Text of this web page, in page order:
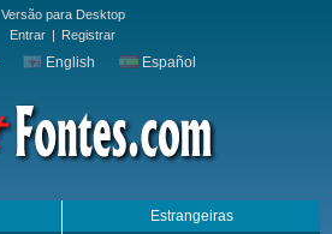
Versão para Desktop
Entrar | Registrar
English Español
Estrangeiras